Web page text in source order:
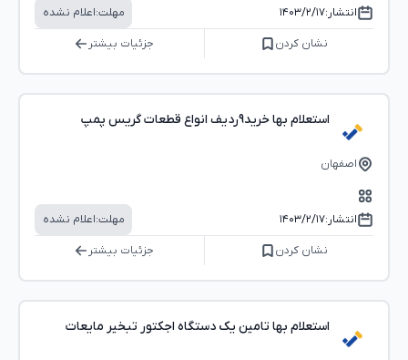
انتشار:۱۴۰۳/۲/۱۷ مهلت:اعلام نشده
نشان کردن جزئیات بیشتر
استعلام بها خرید9ردیف انواع قطعات گریس پمپ
اصفهان
انتشار:۱۴۰۳/۲/۱۷ مهلت:اعلام نشده
نشان کردن جزئیات بیشتر
استعلام بها تامین یک دستگاه اجکتور تبخیر مایعات